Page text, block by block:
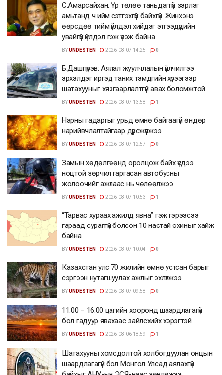
С.Амарсайхан: Үр төлөө таньдаггүй зэрлэг
амьтанд ч ийм сэтгэхгүй байхгүй. Жинхэнэ
өөрсдөө тийм үйлдэл хийдэг этгээдүүдийн
увайгүй үйлдэл гэж үзэж байна
BYUNDESTEN 2026-08-07 14:25 0
Б.Дашпүрэв: Аялал жуулчлалын үйлчилгээ
эрхэлдэг иргэд таних тэмдгийн хүрээгээр
шатахууныг хязгаарлалтгүй авах боломжтой
BYUNDESTEN 2026-08-07 13:58 1
Нарны гадаргыг урьд өмнө байгаагүй өндөр
нарийвчлалтайгаар дүрсжүүлжээ
BYUNDESTEN 2026-08-07 12:57 0
Замын хөдөлгөөнд оролцож байх үедээ
ноцтой зөрчил гаргасан автобусны
жолоочийг ажлаас нь чөлөөлжээ
BYUNDESTEN 2026-08-07 10:53 1
“Тарвас хураах ажилд явна” гэж гэрээсээ
гараад сураггүй болсон 10 настай охиныг хайж
байна
BYUNDESTEN 2026-08-07 10:04 0
Казахстан улс 70 жилийн өмнө устсан барыг
сэргээн нутагшуулах ажлыг эхлүүлжээ
BYUNDESTEN 2026-08-07 09:58 0
11:00 – 16:00 цагийн хооронд шаардлагагүй
бол гадуур явахаас зайлсхийх хэрэгтэй
BYUNDESTEN 2026-08-06 18:59 1
Шатахууны хомсдолтой холбогдуулан онцын
шаардлагагүй бол Монгол Улсад аялахгүй